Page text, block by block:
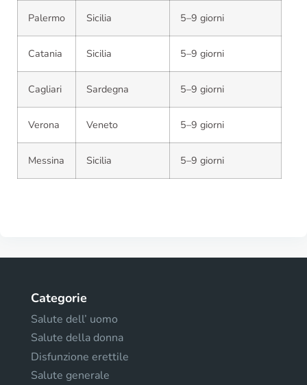
Palermo Sicilia 5–9 giorni
Catania Sicilia 5–9 giorni
Cagliari Sardegna 5–9 giorni
Verona Veneto 5–9 giorni
Messina Sicilia 5–9 giorni
Categorie
Salute dell’ uomo
Salute della donna
Disfunzione erettile
Salute generale